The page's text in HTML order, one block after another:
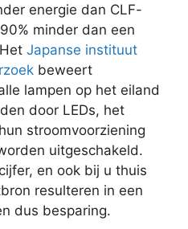
energie dan CLF-
minder dan een
Japanse instituut
beweert
lampen op het eiland
door LEDs, het
stroomvoorziening
uitgeschakeld.
en ook bij u thuis
resulteren in een
dus besparing.